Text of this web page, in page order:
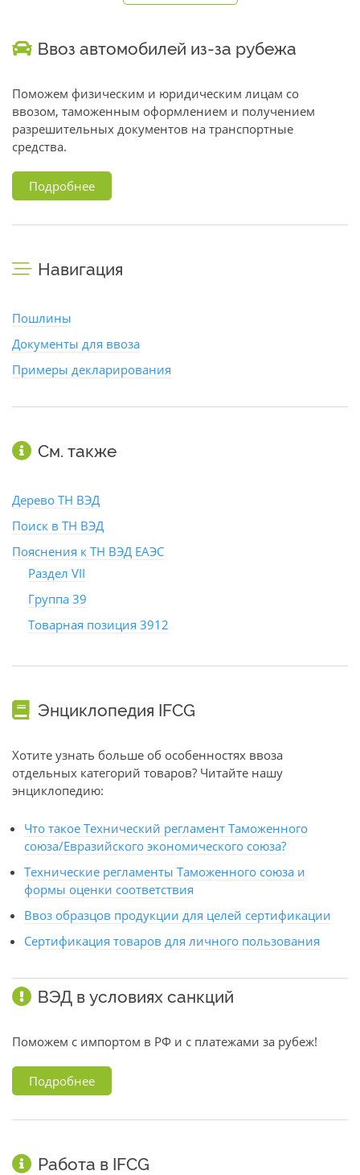
Ввоз автомобилей из-за рубежа
Поможем физическим и юридическим лицам со
ввозом, таможенным оформлением и получением
разрешительных документов на транспортные
средства.
Подробнее
Навигация
Пошлины
Документы для ввоза
Примеры декларирования
См. также
Дерево ТН ВЭД
Поиск в ТН ВЭД
Пояснения к ТН ВЭД ЕАЭС
Раздел VII
Группа 39
Товарная позиция 3912
Энциклопедия IFCG
Хотите узнать больше об особенностях ввоза
отдельных категорий товаров? Читайте нашу
энциклопедию:
Что такое Технический регламент Таможенного
союза/Евразийского экономического союза?
Технические регламенты Таможенного союза и
формы оценки соответствия
Ввоз образцов продукции для целей сертификации
Сертификация товаров для личного пользования
ВЭД в условиях санкций
Поможем с импортом в РФ и с платежами за рубеж!
Подробнее
Работа в IFCG